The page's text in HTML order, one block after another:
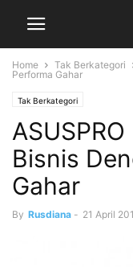
Home Tak Berkategori
Performa Gahar
Tak Berkategori
Bisnis
Gahar
By Rusdiana - 21 April